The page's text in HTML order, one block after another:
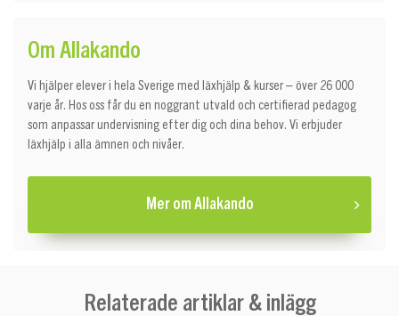
Om Allakando
Vi hjälper elever i hela Sverige med läxhjälp & kurser – över 26 000
varje år. Hos oss får du en noggrant utvald och certifierad pedagog
som anpassar undervisning efter dig och dina behov. Vi erbjuder
läxhjälp i alla ämnen och nivåer.
Mer om Allakando
Relaterade artiklar & inlägg